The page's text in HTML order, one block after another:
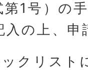
1号）の
入の上、
ックリス